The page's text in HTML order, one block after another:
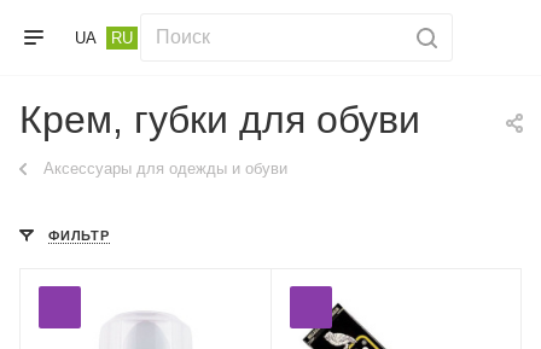
UA RU
Крем, губки для обуви
Аксессуары для одежды и обуви
ФИЛЬТР